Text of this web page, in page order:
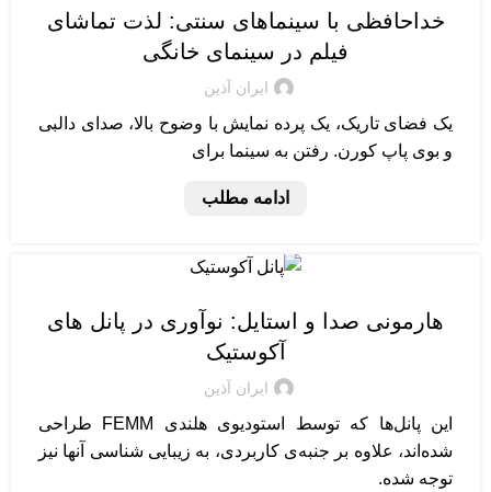
خداحافظی با سینماهای سنتی: لذت تماشای
فیلم در سینمای خانگی
ایران آذین
یک فضای تاریک، یک پرده نمایش با وضوح بالا، صدای دالبی
و بوی پاپ کورن. رفتن به سینما برای
ادامه مطلب
هارمونی صدا و استایل: نوآوری در پانل های
آکوستیک
ایران آذین
این پانل‌ها که توسط استودیوی هلندی FEMM طراحی
شده‌اند، علاوه بر جنبه‌ی کاربردی، به زیبایی شناسی آنها نیز
توجه شده.